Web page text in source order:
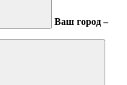
Ваш город –